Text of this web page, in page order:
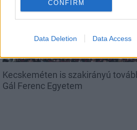
CONFIRM
Data Deletion Data Access
Kecskeméten is szakirányú
Gál Ferenc Egyetem